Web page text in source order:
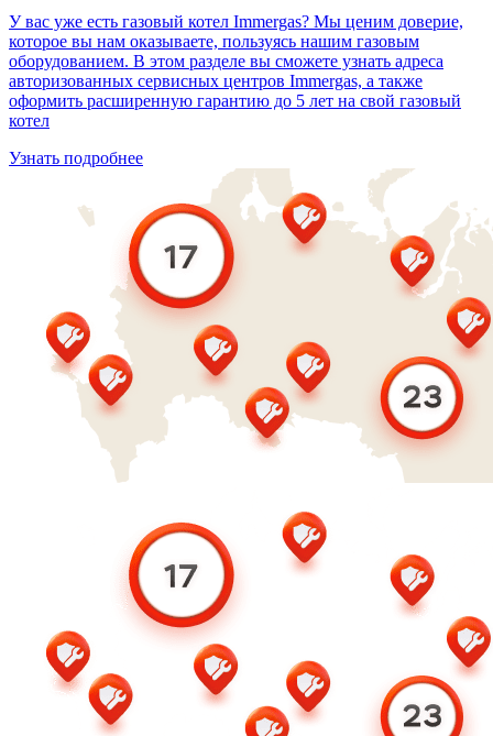
У вас уже есть газовый котел Immergas? Мы ценим доверие,
которое вы нам оказываете, пользуясь нашим газовым
оборудованием. В этом разделе вы сможете узнать адреса
авторизованных сервисных центров Immergas, а также
оформить расширенную гарантию до 5 лет на свой газовый
котел
Узнать подробнее